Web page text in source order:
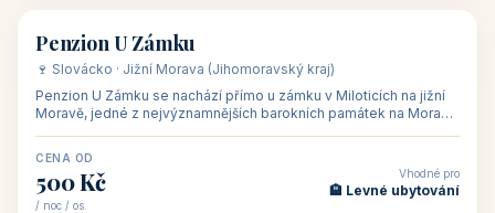
🏡 penzion
Penzion U Zámku
🍷 Slovácko · Jižní Morava (Jihomoravský kraj)
Penzion U Zámku se nachází přímo u zámku v Miloticích na jižní
Moravě, jedné z nejvýznamnějších barokních památek na Moravě,
CENA OD
500 Kč
/ noc / os.
Vhodné pro
🏨 Levné ubytování